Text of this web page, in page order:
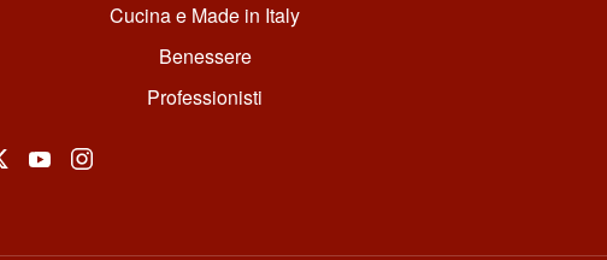
Cucina e Made in Italy
Benessere
Professionisti